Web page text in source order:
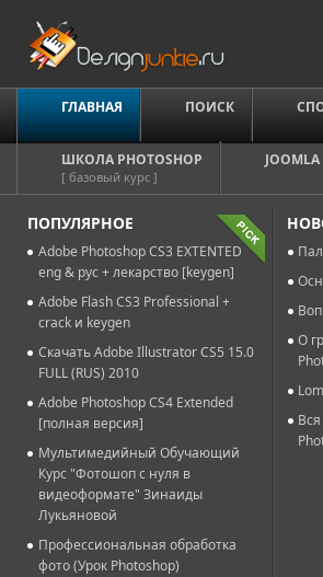
ГЛАВНАЯ ПОИСК
ШКОЛА PHOTOSHOP
[ базовый курс ]
JOOMLA
ПОПУЛЯРНОЕ
Adobe Photoshop CS3 EXTENTED
eng & рус + лекарство [keygen]
Adobe Flash CS3 Professional +
crack и keygen
Скачать Adobe Illustrator CS5 15.0
FULL (RUS) 2010
Adobe Photoshop CS4 Extended
[полная версия]
Мультимедийный Обучающий
Курс "Фотошоп с нуля в
видеоформате" Зинаиды
Лукьяновой
Профессиональная обработка
фото (Урок Photoshop)
О